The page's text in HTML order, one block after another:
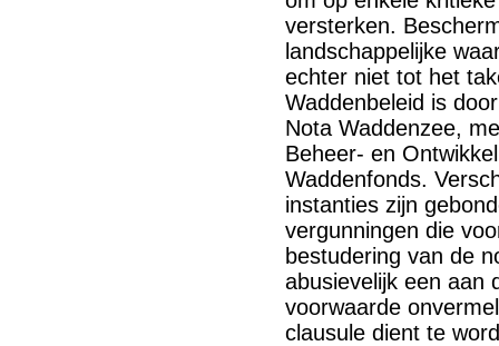
versterken.
landschappelijke
echter niet tot het
Waddenbeleid is
Nota Waddenzee,
Beheer- en
Waddenfonds.
instanties zijn
vergunningen die
bestudering van de
abusievelijk een aan
voorwaarde
clausule dient te